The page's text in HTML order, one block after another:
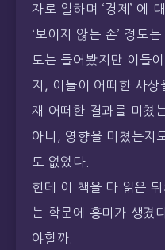
자로 일하며 ‘경제’ 에
‘보이지 않는 손’ 정도
도는 들어봤지만 이들
지, 이들이 어떠한 사상
재 어떠한 결과를 미쳤
아니, 영향을 미쳤는지
도 없었다.
헌데 이 책을 다 읽은 뒤
는 학문에 흥미가 생겼
야할까.